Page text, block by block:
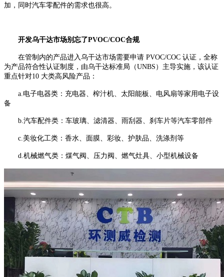
加，同时汽车零配件的需求也很高。
开发乌干达市场别忘了PVOC/COC合规
在管制内的产品进入乌干达市场需要申请 PVOC/COC 认证，全称
为产品符合性认证制度，由乌干达标准局（UNBS）主导实施，该认证
重点针对10 大类高风险产品：
a.电子电器类：充电器、榨汁机、太阳能板、电风扇等家用电子设
备
b.汽车配件类：车玻璃、滤清器、雨刮器、刹车片等汽车零部件
c.美妆化工类：香水、面膜、彩妆、护肤品、洗涤剂等
d.机械燃气类：煤气阀、压力阀、燃气灶具、小型机械设备